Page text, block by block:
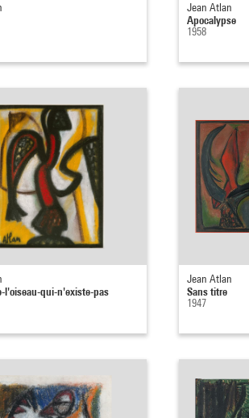
Jean Atlan
Apocalypse
1958
l'oiseau-qui-n'existe-pas
Jean Atlan
Sans titre
1947